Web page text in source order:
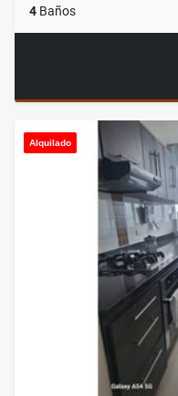
4 Baños
Alquilado